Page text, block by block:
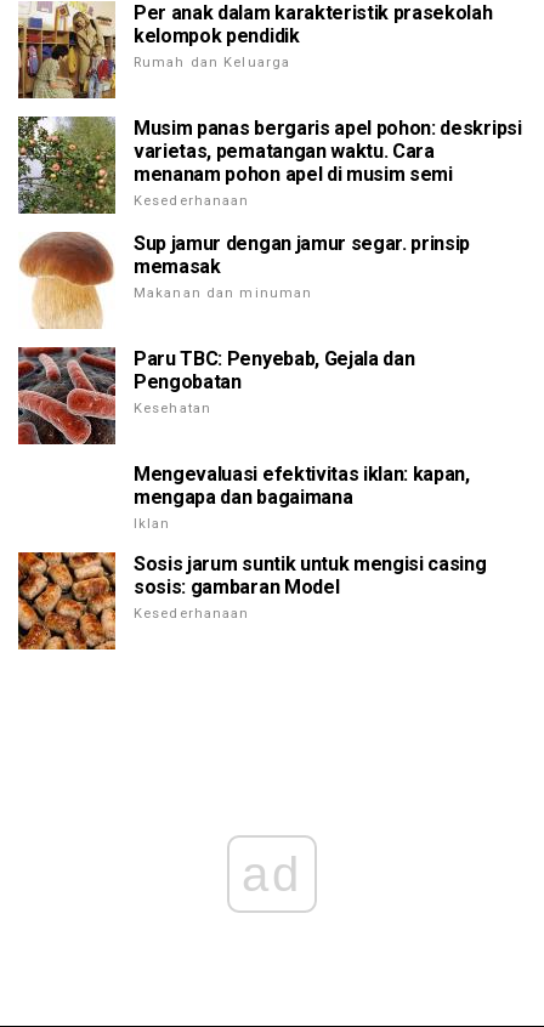
Per anak dalam karakteristik prasekolah
kelompok pendidik
Rumah dan Keluarga
Musim panas bergaris apel pohon: deskripsi
varietas, pematangan waktu. Cara
menanam pohon apel di musim semi
Kesederhanaan
Sup jamur dengan jamur segar. prinsip
memasak
Makanan dan minuman
Paru TBC: Penyebab, Gejala dan
Pengobatan
Kesehatan
Mengevaluasi efektivitas iklan: kapan,
mengapa dan bagaimana
Iklan
Sosis jarum suntik untuk mengisi casing
sosis: gambaran Model
Kesederhanaan
ad